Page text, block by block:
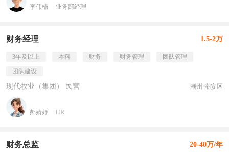
李伟楠 业务部经理
财务经理 1.5-2万
3年及以上 本科 财务 财务管理
团队管理
团队建设
现代牧业（集团） 民营 潮州·潮安区
郝婧妤 HR
财务总监 20-40万/年